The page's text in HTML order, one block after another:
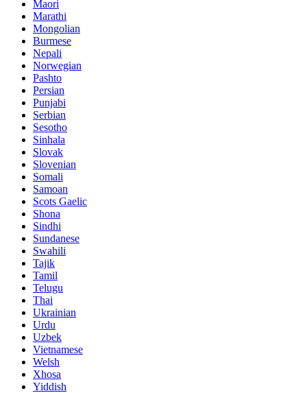
Maori
Marathi
Mongolian
Burmese
Nepali
Norwegian
Pashto
Persian
Punjabi
Serbian
Sesotho
Sinhala
Slovak
Slovenian
Somali
Samoan
Scots Gaelic
Shona
Sindhi
Sundanese
Swahili
Tajik
Tamil
Telugu
Thai
Ukrainian
Urdu
Uzbek
Vietnamese
Welsh
Xhosa
Yiddish